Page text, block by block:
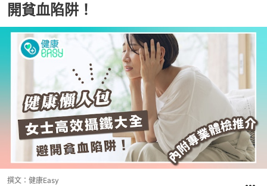
開貧血陷阱！
撰文： 健康Easy